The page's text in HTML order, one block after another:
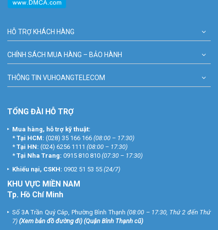
HỖ TRỢ KHÁCH HÀNG
CHÍNH SÁCH MUA HÀNG – BẢO HÀNH
THÔNG TIN VUHOANGTELECOM
TỔNG ĐÀI HỖ TRỢ
Mua hàng, hỗ trợ kỹ thuật:
* Tại HCM: (028) 35 166 166 (08:00 – 17:30)
* Tại HN: (024) 6256 1111 (08:00 – 17:30)
* Tại Nha Trang: 0915 810 810 (07:30 – 17:30)
Khiếu nại, CSKH: 0902 51 53 55 (24/7)
KHU VỰC MIỀN NAM
Tp. Hồ Chí Minh
Số 3A Trần Quý Cáp, Phường Bình Thạnh (08:00 – 17:30, Thứ 2 đến Thứ
7) (Xem bản đồ đường đi) (Quận Bình Thạnh cũ)